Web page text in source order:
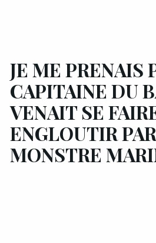
JE ME PRENAIS
CAPITAINE DU
VENAIT SE
ENGLOUTIR
MONSTRE